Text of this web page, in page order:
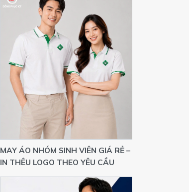
MAY ÁO NHÓM SINH VIÊN GIÁ RẺ –
IN THÊU LOGO THEO YÊU CẦU